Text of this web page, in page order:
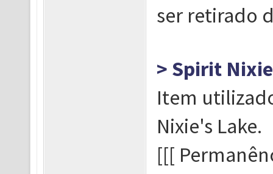
ser retirado
> Spirit
Item
Nixie's Lake.
[[[